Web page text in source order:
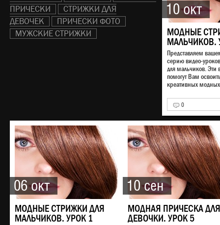
ПРИЧЕСКИ
СТРИЖКИ ДЛЯ
ДЕВОЧЕК
ПРИЧЕСКИ ФОТО
МУЖСКИЕ СТРИЖКИ
10 окт
МОДНЫЕ
МАЛЬЧИКОВ.
Представляем
серию видео-
для мальчиков. Эти
помогут Вам
креативных
0
06 окт
МОДНЫЕ СТРИЖКИ ДЛЯ
МАЛЬЧИКОВ. УРОК 1
10 сен
МОДНАЯ ПРИЧЕСКА ДЛЯ
ДЕВОЧКИ. УРОК 5